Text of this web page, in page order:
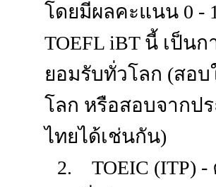
โดยมีผลคะแนน 0 -
TOEFL iBT นี้ เป็น
ยอมรับทั่วโลก (สอ
โลก หรือสอบจากป
ไทยได้เช่นกัน)
2.
TOEIC (ITP)